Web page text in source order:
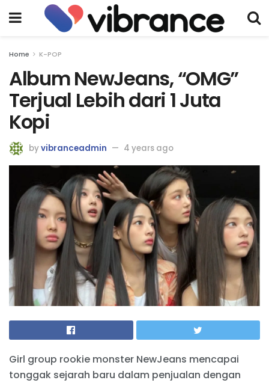
Home K-POP
Album NewJeans, “OMG”
Terjual Lebih dari 1 Juta
Kopi
byvibranceadmin 4 years ago
Girl group rookie monster NewJeans mencapai
tonggak sejarah baru dalam penjualan dengan